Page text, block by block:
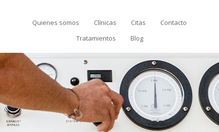
Quienes somos Clínicas Citas
Contacto
Tratamientos
Blog